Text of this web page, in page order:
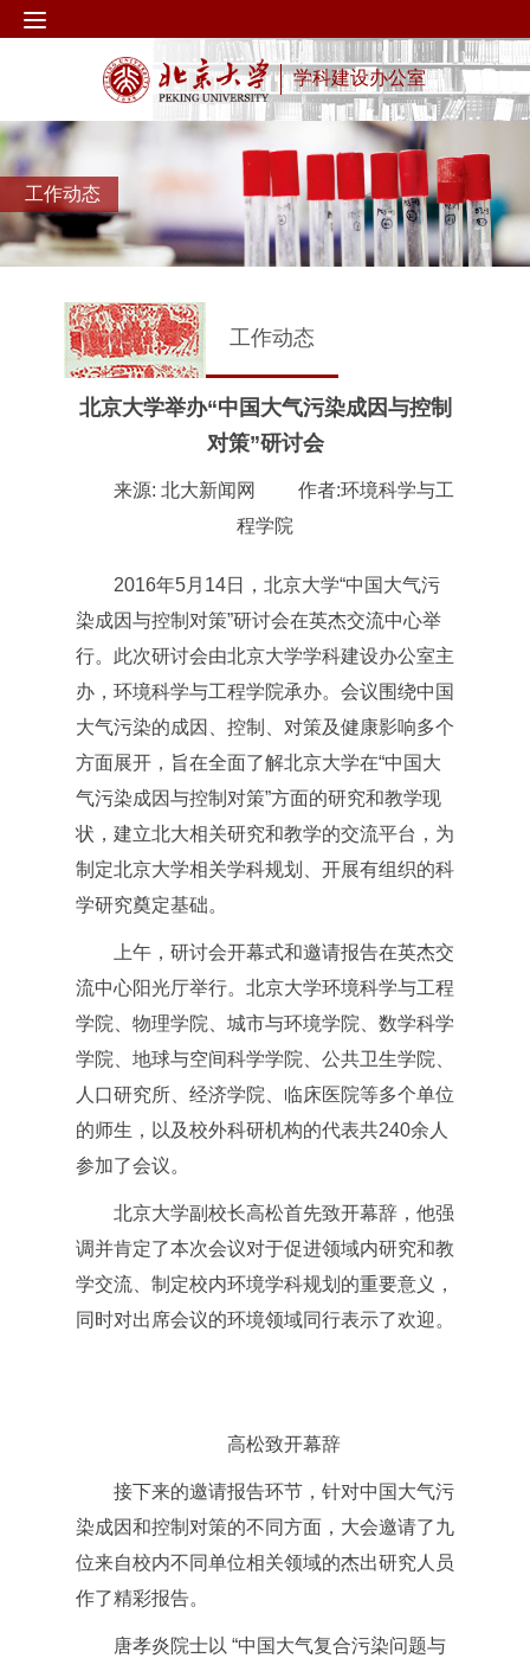
学科建设办公室
工作动态
工作动态
北京大学举办“中国大气污染成因与控制
对策”研讨会
来源: 北大新闻网 作者:环境科学与工
程学院
2016年5月14日，北京大学“中国大气污
染成因与控制对策”研讨会在英杰交流中心举
行。此次研讨会由北京大学学科建设办公室主
办，环境科学与工程学院承办。会议围绕中国
大气污染的成因、控制、对策及健康影响多个
方面展开，旨在全面了解北京大学在“中国大
气污染成因与控制对策”方面的研究和教学现
状，建立北大相关研究和教学的交流平台，为
制定北京大学相关学科规划、开展有组织的科
学研究奠定基础。
上午，研讨会开幕式和邀请报告在英杰交
流中心阳光厅举行。北京大学环境科学与工程
学院、物理学院、城市与环境学院、数学科学
学院、地球与空间科学学院、公共卫生学院、
人口研究所、经济学院、临床医院等多个单位
的师生，以及校外科研机构的代表共240余人
参加了会议。
北京大学副校长高松首先致开幕辞，他强
调并肯定了本次会议对于促进领域内研究和教
学交流、制定校内环境学科规划的重要意义，
同时对出席会议的环境领域同行表示了欢迎。
高松致开幕辞
接下来的邀请报告环节，针对中国大气污
染成因和控制对策的不同方面，大会邀请了九
位来自校内不同单位相关领域的杰出研究人员
作了精彩报告。
唐孝炎院士以 “中国大气复合污染问题与